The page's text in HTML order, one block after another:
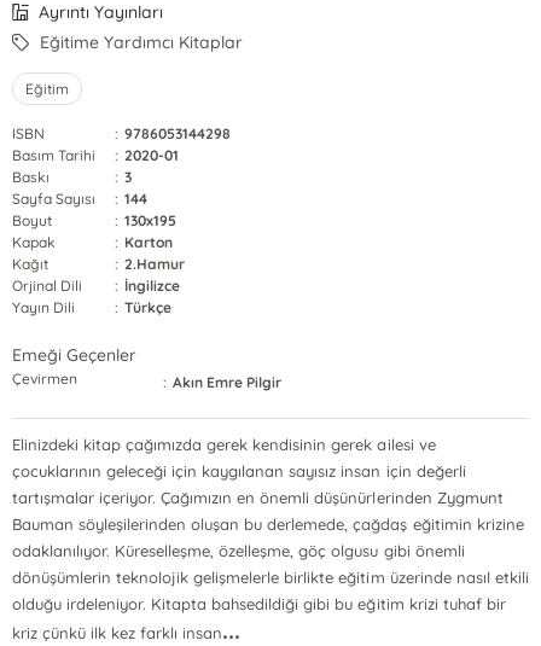
Ayrıntı Yayınları
Eğitime Yardımcı Kitaplar
Eğitim
ISBN : 9786053144298
Basım Tarihi
: 2020-01
Baskı
: 3
Sayfa Sayısı
: 144
Boyut
: 130x195
Kapak
: Karton
Kağıt
: 2.Hamur
Orjinal Dili
: İngilizce
Yayın Dili
: Türkçe
Emeği Geçenler
Çevirmen : Akın Emre Pilgir
Elinizdeki kitap çağımızda gerek kendisinin gerek ailesi ve
çocuklarının geleceği için kaygılanan sayısız insan için değerli
tartışmalar içeriyor. Çağımızın en önemli düşünürlerinden Zygmunt
Bauman söyleşilerinden oluşan bu derlemede, çağdaş eğitimin krizine
odaklanılıyor. Küreselleşme, özelleşme, göç olgusu gibi önemli
dönüşümlerin teknolojik gelişmelerle birlikte eğitim üzerinde nasıl etkili
olduğu irdeleniyor. Kitapta bahsedildiği gibi bu eğitim krizi tuhaf bir
kriz çünkü ilk kez farklı insan...